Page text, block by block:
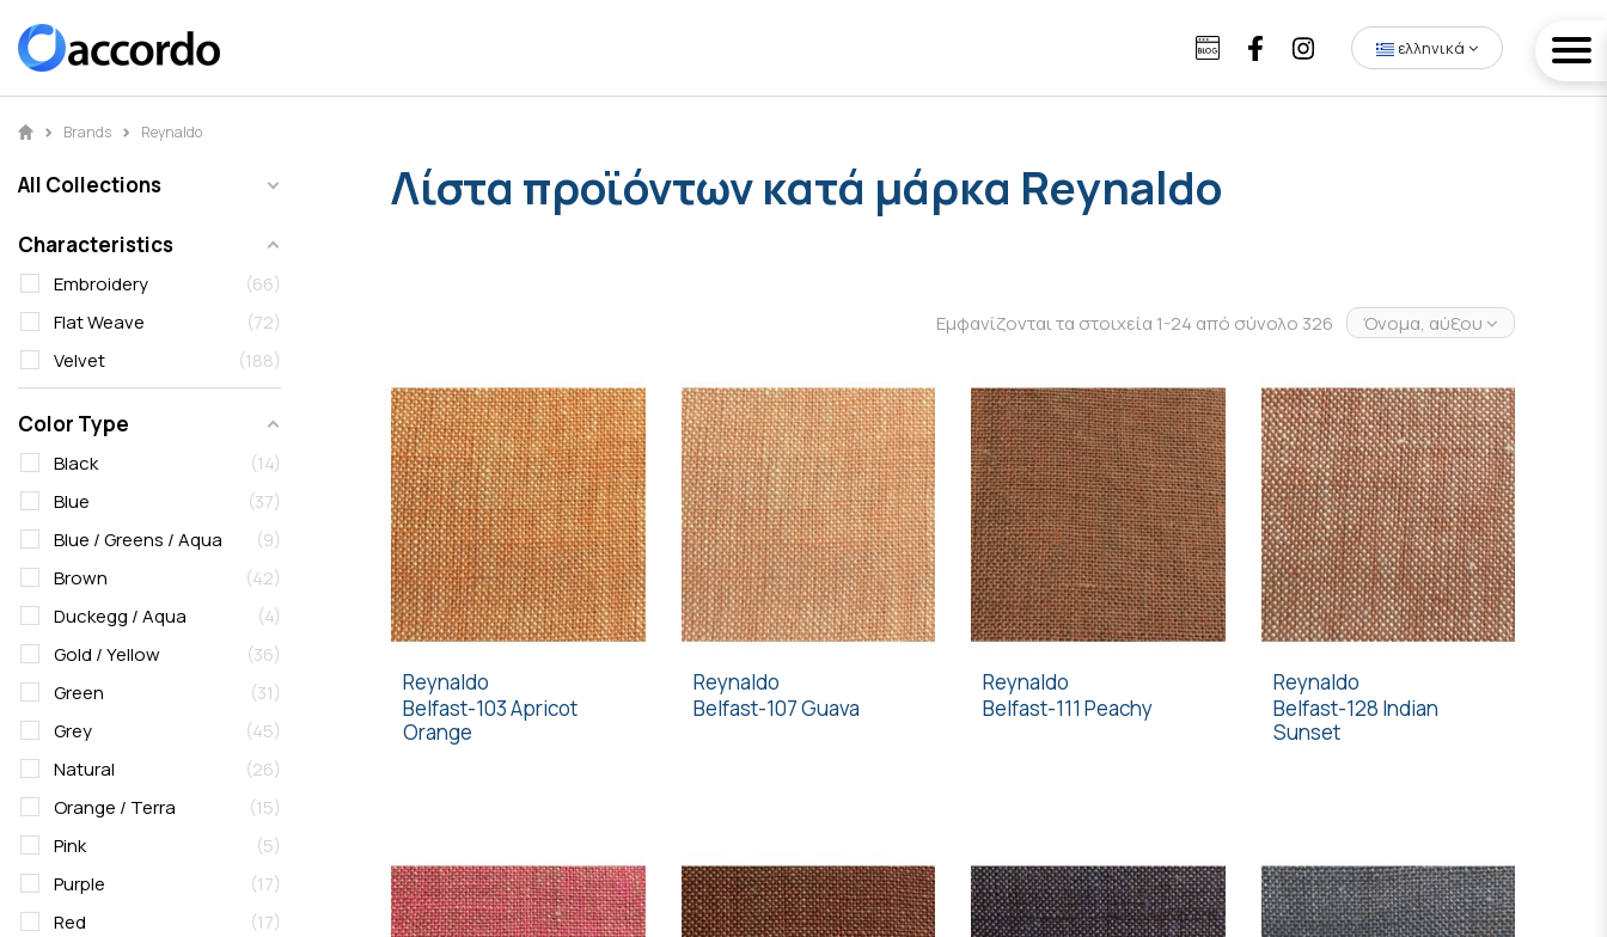
ελληνικά
Brands Reynaldo
Λίστα προϊόντων κατά μάρκα Reynaldo
Εμφανίζονται τα στοιχεία 1-24 από σύνολο 326 Όνομα, αύξουσα
Reynaldo
Belfast-103 Apricot
Orange
Reynaldo
Belfast-107 Guava
Reynaldo
Belfast-111 Peachy
Reynaldo
Belfast-128 Indian
Sunset
All Collections
Characteristics
Embroidery
66
Flat Weave
72
Velvet
188
Color Type
Black
14
Blue
37
Blue / Greens / Aqua
9
Brown
42
Duckegg / Aqua
4
Gold / Yellow
36
Green
31
Grey
45
Natural
26
Orange / Terra
15
Pink
5
Purple
17
Red
17